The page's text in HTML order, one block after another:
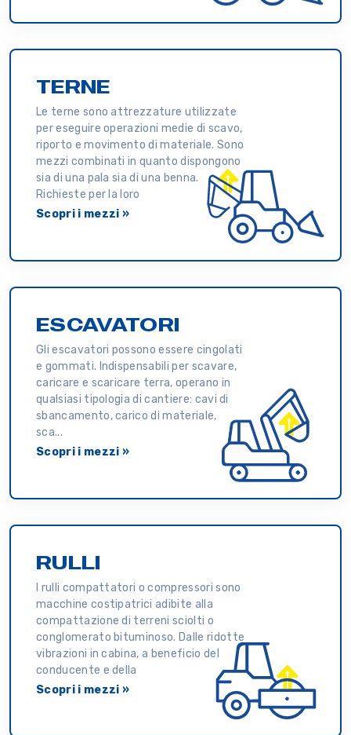
TERNE
Le terne sono attrezzature utilizzate
per eseguire operazioni medie di scavo,
riporto e movimento di materiale. Sono
mezzi combinati in quanto dispongono
sia di una pala sia di una benna.
Richieste per la loro
Scopri i mezzi »
ESCAVATORI
Gli escavatori possono essere cingolati
e gommati. Indispensabili per scavare,
caricare e scaricare terra, operano in
qualsiasi tipologia di cantiere: cavi di
sbancamento, carico di materiale,
sca...
Scopri i mezzi »
RULLI
I rulli compattatori o compressori sono
macchine costipatrici adibite alla
compattazione di terreni sciolti o
conglomerato bituminoso. Dalle ridotte
vibrazioni in cabina, a beneficio del
conducente e della
Scopri i mezzi »